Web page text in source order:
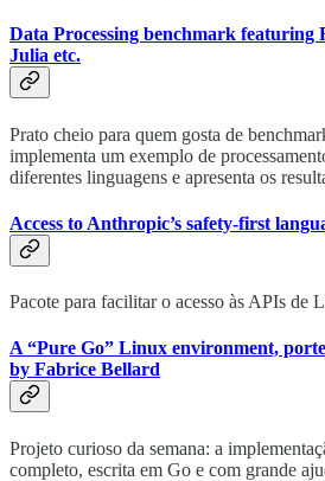
Data Processing benchmark featuring
Julia etc.
Prato cheio para quem gosta de
implementa um exemplo de
diferentes linguagens e apresenta os
Access to Anthropic’s safety-first
Pacote para facilitar o acesso às APIs de
A “Pure Go” Linux environment,
by Fabrice Bellard
Projeto curioso da semana: a
completo, escrita em Go e com grande